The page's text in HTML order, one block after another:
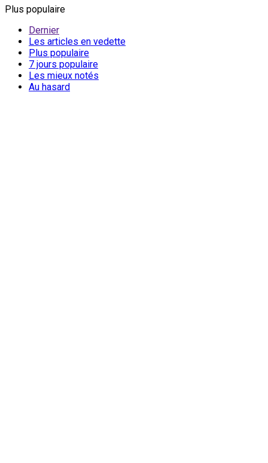
Plus populaire
Dernier
Les articles en vedette
Plus populaire
7 jours populaire
Les mieux notés
Au hasard